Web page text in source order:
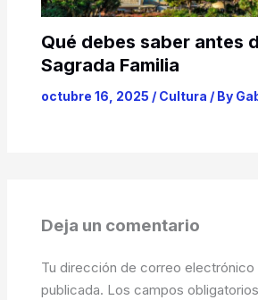
Qué debes saber antes
Sagrada Familia
octubre 16, 2025 / Cultura / By
Deja un comentario
Tu dirección de correo electrónico
publicada. Los campos